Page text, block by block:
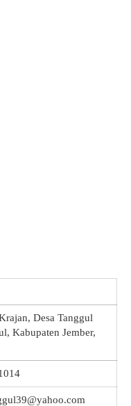
Desa Tanggul
Kabupaten Jember,